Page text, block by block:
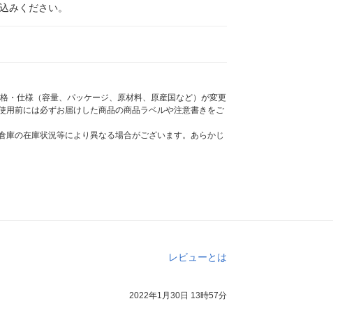
みください。
・仕様（容量、パッケージ、原材料、原産国など）が変更
前には必ずお届けした商品の商品ラベルや注意書きをご
の在庫状況等により異なる場合がございます。あらかじ
レビューとは
2022年1月30日 13時57分